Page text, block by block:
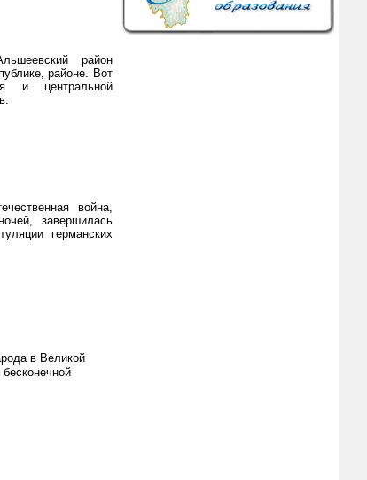
район
районе. Вот
и центральной
война,
завершилась
германских
в Великой